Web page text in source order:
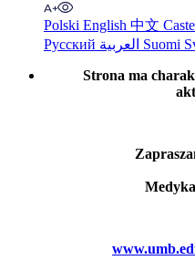
Polski English 中文
Русский
Suomi
Strona ma